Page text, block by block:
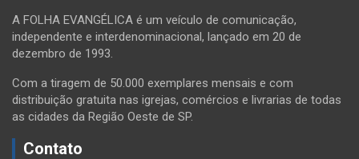
A FOLHA EVANGÉLICA é um veículo de comunicação,
independente e interdenominacional, lançado em 20 de
dezembro de 1993.
Com a tiragem de 50.000 exemplares mensais e com
distribuição gratuita nas igrejas, comércios e livrarias de todas
as cidades da Região Oeste de SP.
Contato